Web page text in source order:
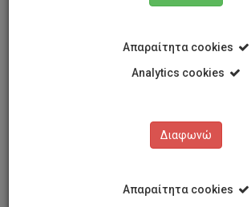
Απαραίτητα cookies
Analytics cookies
Διαφωνώ
Απαραίτητα cookies